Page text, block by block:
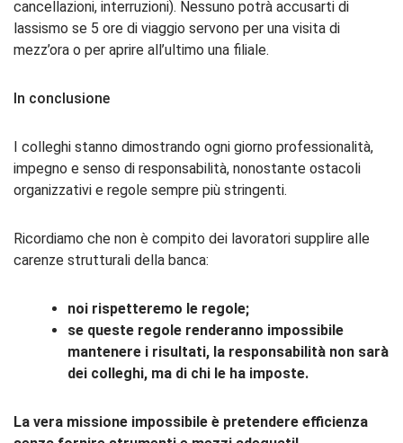
cancellazioni, interruzioni). Nessuno potrà accusarti di
lassismo se 5 ore di viaggio servono per una visita di
mezz’ora o per aprire all’ultimo una filiale.
In conclusione
I colleghi stanno dimostrando ogni giorno professionalità,
impegno e senso di responsabilità, nonostante ostacoli
organizzativi e regole sempre più stringenti.
Ricordiamo che non è compito dei lavoratori supplire alle
carenze strutturali della banca:
noi rispetteremo le regole;
se queste regole renderanno impossibile
mantenere i risultati, la responsabilità non sarà
dei colleghi, ma di chi le ha imposte.
La vera missione impossibile è pretendere efficienza